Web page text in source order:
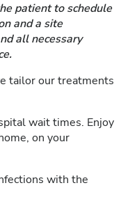
patient to schedule
and a site
all necessary
tailor our treatments
wait times. Enjoy
on your
with the